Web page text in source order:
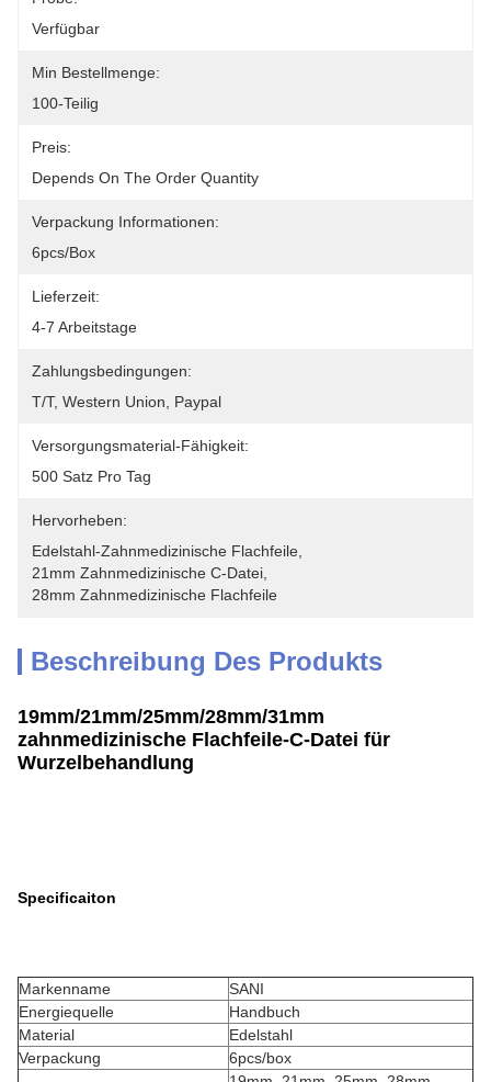
Verfügbar
Min Bestellmenge:
100-Teilig
Preis:
Depends On The Order Quantity
Verpackung Informationen:
6pcs/box
Lieferzeit:
4-7 Arbeitstage
Zahlungsbedingungen:
T/T, Western Union, Paypal
Versorgungsmaterial-Fähigkeit:
500 Satz Pro Tag
Hervorheben:
Edelstahl-Zahnmedizinische Flachfeile
21mm Zahnmedizinische C-Datei
28mm Zahnmedizinische Flachfeile
Beschreibung Des Produkts
19mm/21mm/25mm/28mm/31mm
zahnmedizinische Flachfeile-C-Datei für
Wurzelbehandlung
Specificaiton
Markenname
SANI
Energiequelle
Handbuch
Material
Edelstahl
Verpackung
6pcs/box